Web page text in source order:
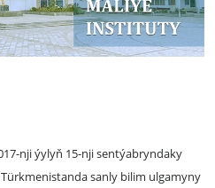
nji ýylyň 15-nji sentýabryndaky
sanly bilim ulgamyny